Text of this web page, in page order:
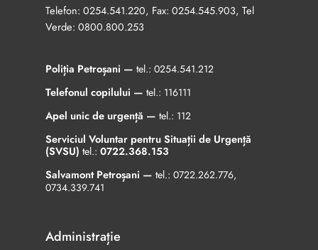
Telefon: 0254.541.220, Fax: 0254.545.903, Tel
Verde: 0800.800.253
Poliția Petroșani — tel.: 0254.541.212
Telefonul copilului — tel.: 116111
Apel unic de urgență — tel.: 112
Serviciul Voluntar pentru Situații de Urgență
(SVSU) tel.: 0722.368.153
Salvamont Petroșani — tel.: 0722.262.776,
0734.339.741
Administrație